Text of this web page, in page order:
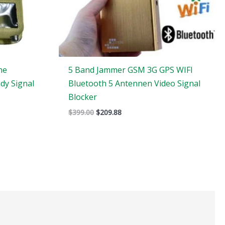
Signal
5 Band Jammer GSM 3G GPS WIFI
Bluetooth 5 Antennen Video Signal
Blocker
$399.00 $209.88